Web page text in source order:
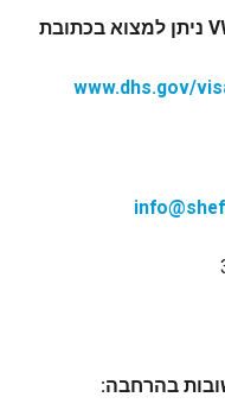
www.dhs.gov/
בהרחבה: